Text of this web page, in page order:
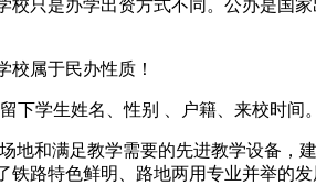
只是办学出资方式不同。公办是国
属于民办性质！
下学生姓名、性别 、户籍、来校时间。
地和满足教学需要的先进教学设备，
路特色鲜明、路地两用专业并举的